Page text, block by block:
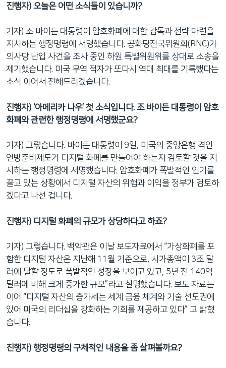
동
색
으
로
이
진행자) 오늘은 어떤 소식들이 있습니까?
기자) 조 바이든 대통령이 암호화폐에 대한 감독과 전략 마련을
지시하는 행정명령에 서명했습니다. 공화당전국위원회(RNC)가
의사당 난입 사건을 조사 중인 하원 특별위원위를 상대로 소송을
제기했습니다. 미국 무역 적자가 또다시 역대 최대를 기록했다는
소식 이어서 전해드리겠습니다.
진행자) ‘아메리카 나우’ 첫 소식입니다. 조 바이든 대통령이 암호
화폐와 관련한 행정명령에 서명했군요?
기자) 그렇습니다. 바이든 대통령이 9일, 미국의 중앙은행 격인
연방준비제도가 디지털 화폐를 만들어야 하는지 검토할 것을 지
시하는 행정명령에 서명했습니다. 암호화폐가 폭발적인 인기를
끌고 있는 상황에서 디지털 자산의 위험과 이익을 정부가 검토하
겠다고 나선 겁니다.
진행자) 디지털 화폐의 규모가 상당하다고 하죠?
기자) 그렇습니다. 백악관은 이날 보도자료에서 “가상화폐를 포
함한 디지털 자산은 지난해 11월 기준으로, 시가총액이 3조 달
러에 달할 정도로 폭발적인 성장을 보이고 있고, 5년 전 140억
달러에 비해 크게 증가한 규모”라고 설명했습니다. 보도 자료는
이어 “디지털 자산의 증가세는 세계 금융 체계와 기술 선도권에
있어 미국의 리더십을 강화하는 기회를 제공하고 있다” 고 밝혔
습니다.
진행자) 행정명령의 구체적인 내용을 좀 살펴볼까요?